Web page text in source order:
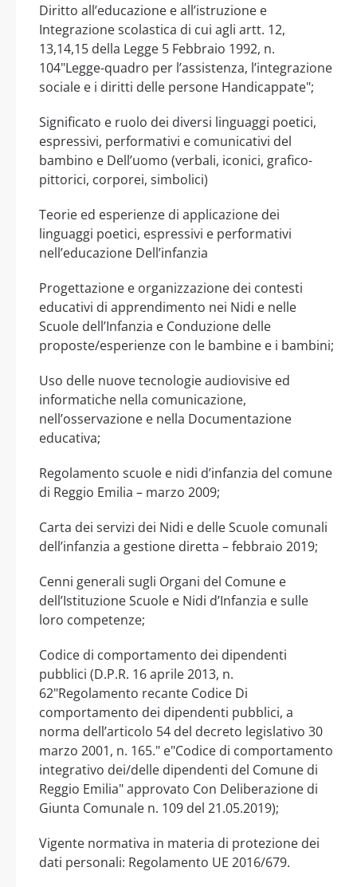
Diritto all’educazione e all’istruzione e
Integrazione scolastica di cui agli artt. 12,
13,14,15 della Legge 5 Febbraio 1992, n.
104"Legge-quadro per l’assistenza, l’integrazione
sociale e i diritti delle persone Handicappate";
Significato e ruolo dei diversi linguaggi poetici,
espressivi, performativi e comunicativi del
bambino e Dell’uomo (verbali, iconici, grafico-
pittorici, corporei, simbolici)
Teorie ed esperienze di applicazione dei
linguaggi poetici, espressivi e performativi
nell’educazione Dell’infanzia
Progettazione e organizzazione dei contesti
educativi di apprendimento nei Nidi e nelle
Scuole dell’Infanzia e Conduzione delle
proposte/esperienze con le bambine e i bambini;
Uso delle nuove tecnologie audiovisive ed
informatiche nella comunicazione,
nell’osservazione e nella Documentazione
educativa;
Regolamento scuole e nidi d’infanzia del comune
di Reggio Emilia – marzo 2009;
Carta dei servizi dei Nidi e delle Scuole comunali
dell’infanzia a gestione diretta – febbraio 2019;
Cenni generali sugli Organi del Comune e
dell’Istituzione Scuole e Nidi d’Infanzia e sulle
loro competenze;
Codice di comportamento dei dipendenti
pubblici (D.P.R. 16 aprile 2013, n.
62"Regolamento recante Codice Di
comportamento dei dipendenti pubblici, a
norma dell’articolo 54 del decreto legislativo 30
marzo 2001, n. 165." e"Codice di comportamento
integrativo dei/delle dipendenti del Comune di
Reggio Emilia" approvato Con Deliberazione di
Giunta Comunale n. 109 del 21.05.2019);
Vigente normativa in materia di protezione dei
dati personali: Regolamento UE 2016/679.